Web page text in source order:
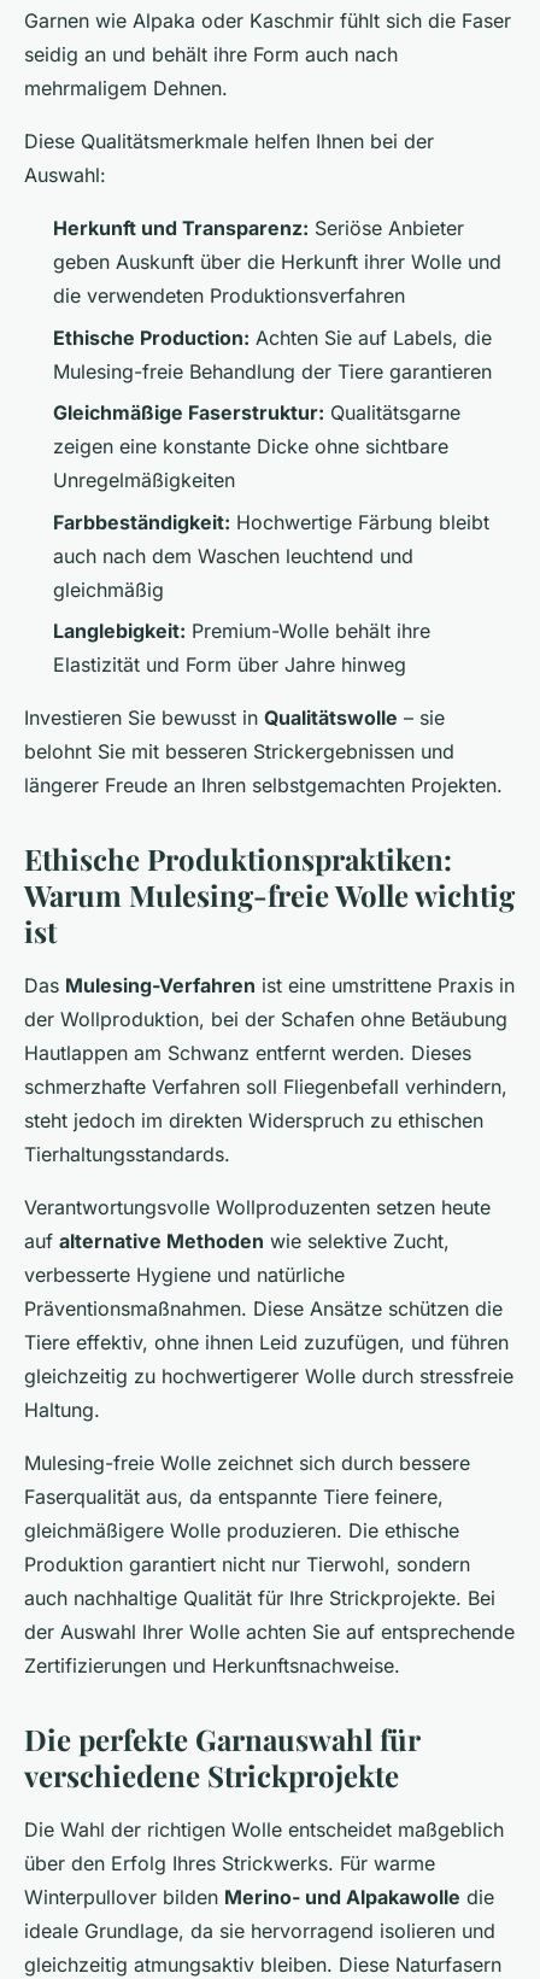
Garnen wie Alpaka oder Kaschmir fühlt sich die Faser
seidig an und behält ihre Form auch nach
mehrmaligem Dehnen.
Diese Qualitätsmerkmale helfen Ihnen bei der
Auswahl:
Herkunft und Transparenz: Seriöse Anbieter
geben Auskunft über die Herkunft ihrer Wolle und
die verwendeten Produktionsverfahren
Ethische Production: Achten Sie auf Labels, die
Mulesing-freie Behandlung der Tiere garantieren
Gleichmäßige Faserstruktur: Qualitätsgarne
zeigen eine konstante Dicke ohne sichtbare
Unregelmäßigkeiten
Farbbeständigkeit: Hochwertige Färbung bleibt
auch nach dem Waschen leuchtend und
gleichmäßig
Langlebigkeit: Premium-Wolle behält ihre
Elastizität und Form über Jahre hinweg
Investieren Sie bewusst in Qualitätswolle – sie
belohnt Sie mit besseren Strickergebnissen und
längerer Freude an Ihren selbstgemachten Projekten.
Ethische Produktionspraktiken:
Warum Mulesing-freie Wolle wichtig
ist
Das Mulesing-Verfahren ist eine umstrittene Praxis in
der Wollproduktion, bei der Schafen ohne Betäubung
Hautlappen am Schwanz entfernt werden. Dieses
schmerzhafte Verfahren soll Fliegenbefall verhindern,
steht jedoch im direkten Widerspruch zu ethischen
Tierhaltungsstandards.
Verantwortungsvolle Wollproduzenten setzen heute
auf alternative Methoden wie selektive Zucht,
verbesserte Hygiene und natürliche
Präventionsmaßnahmen. Diese Ansätze schützen die
Tiere effektiv, ohne ihnen Leid zuzufügen, und führen
gleichzeitig zu hochwertigerer Wolle durch stressfreie
Haltung.
Mulesing-freie Wolle zeichnet sich durch bessere
Faserqualität aus, da entspannte Tiere feinere,
gleichmäßigere Wolle produzieren. Die ethische
Produktion garantiert nicht nur Tierwohl, sondern
auch nachhaltige Qualität für Ihre Strickprojekte. Bei
der Auswahl Ihrer Wolle achten Sie auf entsprechende
Zertifizierungen und Herkunftsnachweise.
Die perfekte Garnauswahl für
verschiedene Strickprojekte
Die Wahl der richtigen Wolle entscheidet maßgeblich
über den Erfolg Ihres Strickwerks. Für warme
Winterpullover bilden Merino- und Alpakawolle die
ideale Grundlage, da sie hervorragend isolieren und
gleichzeitig atmungsaktiv bleiben. Diese Naturfasern